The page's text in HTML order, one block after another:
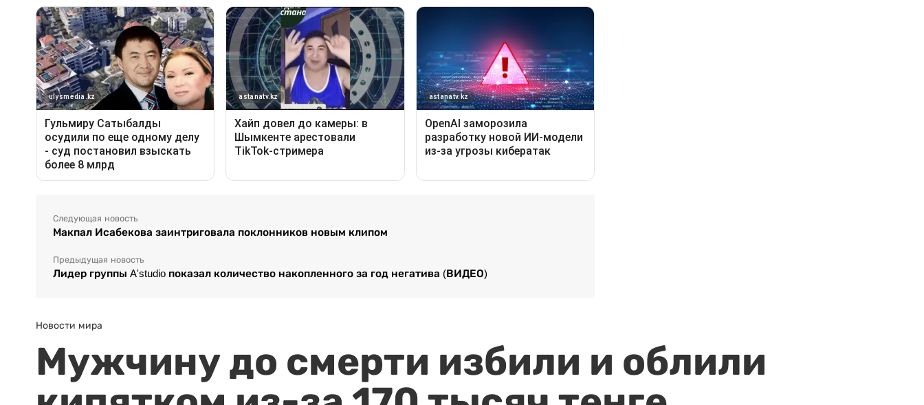
Следующая новость
Макпал Исабекова заинтриговала поклонников новым клипом
Предыдущая новость
Лидер группы A'studio показал количество накопленного за год негатива (ВИДЕО)
Новости мира
Мужчину до смерти избили и облили